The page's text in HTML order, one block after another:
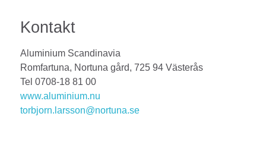
Kontakt
Aluminium Scandinavia
Romfartuna, Nortuna gård, 725 94 Västerås
Tel 0708-18 81 00
www.aluminium.nu
torbjorn.larsson@nortuna.se